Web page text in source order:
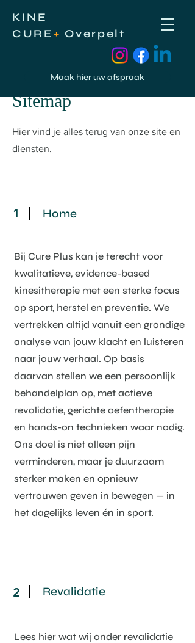
KINE
CURE + Overpelt
Maak hier uw afspraak
Sitemap
Hier vind je alles terug van onze site en
diensten.
1 Home
Bij Cure Plus kan je terecht voor
kwalitatieve, evidence-based
kinesitherapie met een sterke focus
op sport, herstel en preventie. We
vertrekken altijd vanuit een grondige
analyse van jouw klacht en luisteren
naar jouw verhaal. Op basis
daarvan stellen we een persoonlijk
behandelplan op, met actieve
revalidatie, gerichte oefentherapie
en hands-on technieken waar nodig.
Ons doel is niet alleen pijn
verminderen, maar je duurzaam
sterker maken en opnieuw
vertrouwen geven in bewegen — in
het dagelijks leven én in sport.
2 Revalidatie
Lees hier wat wij onder revalidatie